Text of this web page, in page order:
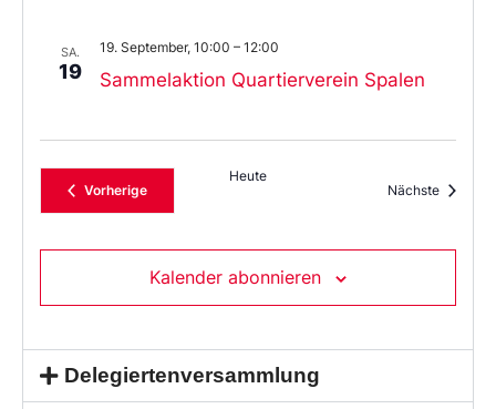
SA.
19 Sammelaktion Quartierverein Spalen
19. September, 10:00 – 12:00
VorherigeVeranstaltungen
Heute
Nächste
Kalender abonnieren
Delegiertenversammlung